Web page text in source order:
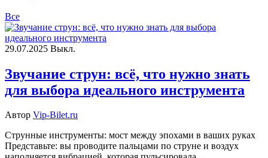
Все
29.07.2025 Выкл.
Звучание струн: всё, что нужно знать
для выбора идеального инструмента
Автор Vip-Bilet.ru
Струнные инструменты: мост между эпохами в ваших руках
Представьте: вы проводите пальцами по струне и воздух